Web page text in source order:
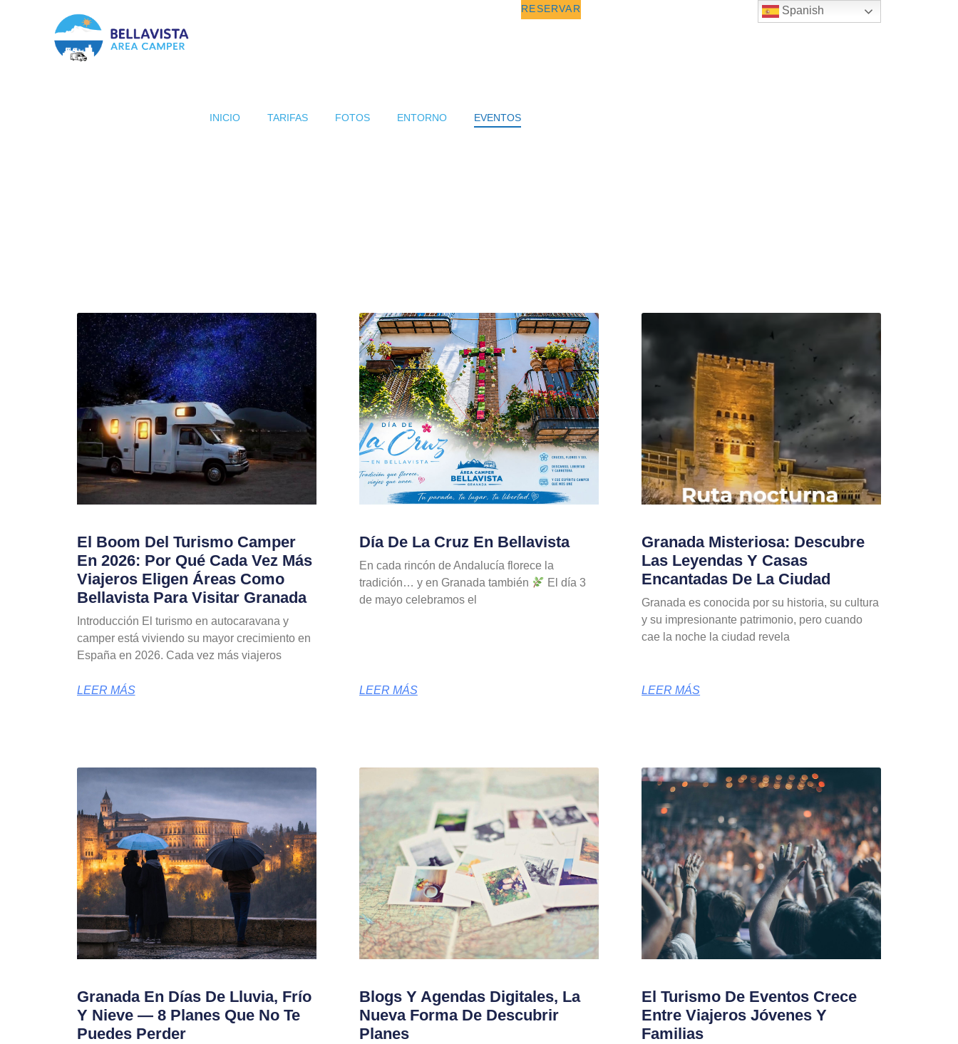
INICIO TARIFAS FOTOS ENTORNO EVENTOS
RESERVAR
El Boom Del Turismo Camper
En 2026: Por Qué Cada Vez Más
Viajeros Eligen Áreas Como
Bellavista Para Visitar Granada
Introducción El turismo en autocaravana y
camper está viviendo su mayor crecimiento en
España en 2026. Cada vez más viajeros
LEER MÁS
Día De La Cruz En Bellavista
En cada rincón de Andalucía florece la
tradición… y en Granada también
El día 3
de mayo celebramos el
LEER MÁS
Granada Misteriosa: Descubre
Las Leyendas Y Casas
Encantadas De La Ciudad
Granada es conocida por su historia, su cultura
y su impresionante patrimonio, pero cuando
cae la noche la ciudad revela
LEER MÁS
Granada En Días De Lluvia, Frío
Y Nieve — 8 Planes Que No Te
Puedes Perder
Blogs Y Agendas Digitales, La
Nueva Forma De Descubrir
Planes
El Turismo De Eventos Crece
Entre Viajeros Jóvenes Y
Familias
Spanish